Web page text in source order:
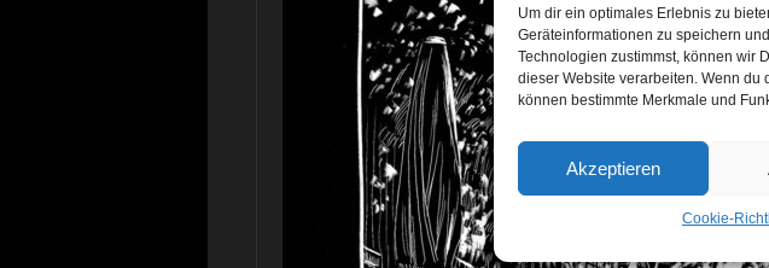
Um dir ein optimales Erlebnis zu
Geräteinformationen zu speichern
Technologien zustimmst, können wir
dieser Website verarbeiten. Wenn du
können bestimmte Merkmale und
Akzeptieren
Cookie-